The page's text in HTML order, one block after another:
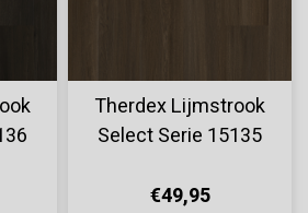
Therdex Lijmstrook
Select Serie 15135
€49,95